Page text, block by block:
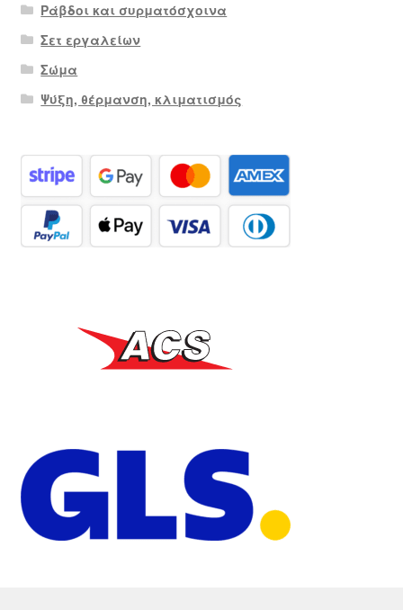
Ράβδοι και συρματόσχοινα
Σετ εργαλείων
Σώμα
Ψύξη, θέρμανση, κλιματισμός